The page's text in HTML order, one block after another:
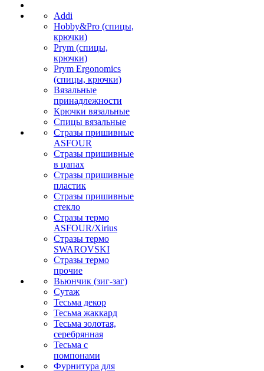
Addi
Hobby&Pro (спицы,
крючки)
Prym (спицы,
крючки)
Prym Ergonomics
(спицы, крючки)
Вязальные
принадлежности
Крючки вязальные
Спицы вязальные
Стразы пришивные
ASFOUR
Стразы пришивные
в цапах
Стразы пришивные
пластик
Стразы пришивные
стекло
Стразы термо
ASFOUR/Xirius
Стразы термо
SWAROVSKI
Стразы термо
прочие
Вьюнчик (зиг-заг)
Сутаж
Тесьма декор
Тесьма жаккард
Тесьма золотая,
серебрянная
Тесьма с
помпонами
Фурнитура для